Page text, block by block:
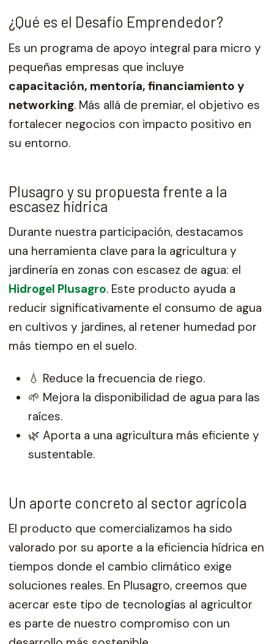
¿Qué es el Desafío Emprendedor?
Es un programa de apoyo integral para micro y
pequeñas empresas que incluye
capacitación, mentoría, financiamiento y
networking. Más allá de premiar, el objetivo es
fortalecer negocios con impacto positivo en
su entorno.
Plusagro y su propuesta frente a la
escasez hídrica
Durante nuestra participación, destacamos
una herramienta clave para la agricultura y
jardinería en zonas con escasez de agua: el
Hidrogel Plusagro. Este producto ayuda a
reducir significativamente el consumo de agua
en cultivos y jardines, al retener humedad por
más tiempo en el suelo.
💧 Reduce la frecuencia de riego.
🌱 Mejora la disponibilidad de agua para las
raíces.
🌿 Aporta a una agricultura más eficiente y
sustentable.
Un aporte concreto al sector agrícola
El producto que comercializamos ha sido
valorado por su aporte a la eficiencia hídrica en
tiempos donde el cambio climático exige
soluciones reales. En Plusagro, creemos que
acercar este tipo de tecnologías al agricultor
es parte de nuestro compromiso con un